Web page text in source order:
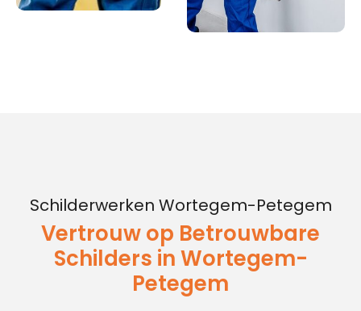
Schilderwerken Wortegem-Petegem
Vertrouw op Betrouwbare
Schilders in Wortegem-
Petegem